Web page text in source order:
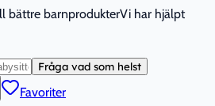
bättre barnprodukterVi har hjälpt
Fråga vad som helst
Favoriter